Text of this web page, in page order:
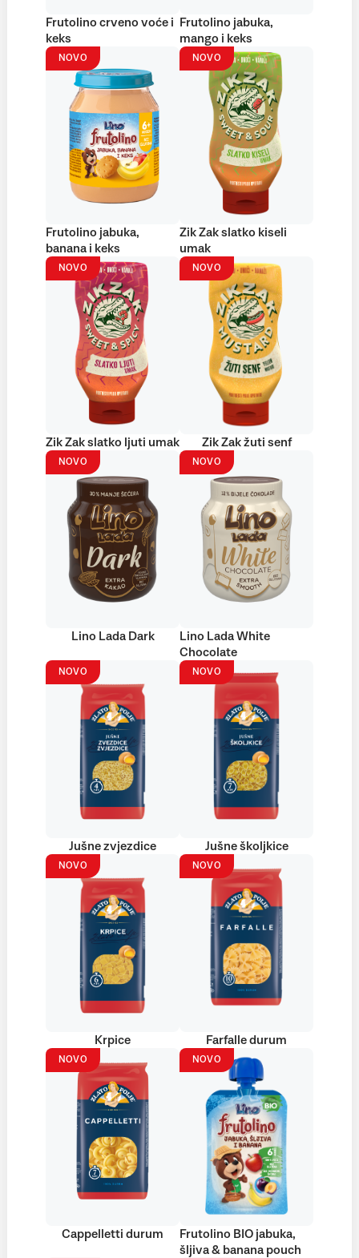
Frutolino crveno voće i
keks
Frutolino jabuka,
mango i keks
NOVO
Frutolino jabuka,
banana i keks
NOVO
Zik Zak slatko kiseli
umak
NOVO
Zik Zak slatko ljuti umak
NOVO
Zik Zak žuti senf
NOVO
Lino Lada Dark
NOVO
Lino Lada White
Chocolate
NOVO
Jušne zvjezdice
NOVO
Jušne školjkice
NOVO
Krpice
NOVO
Farfalle durum
NOVO
Cappelletti durum
NOVO
Frutolino BIO jabuka,
šljiva & banana pouch